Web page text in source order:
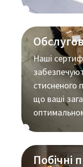
Наші
стисненого
що ваші
Побічні